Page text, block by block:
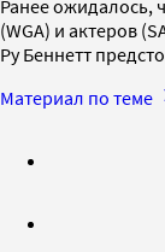
Ранее ожидалось,
(WGA) и актеров
Ру Беннетт
Материал по теме